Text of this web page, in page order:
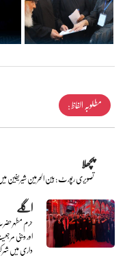
مطلوبہ الفاظ :
پچھلا
تصویری رپورٹ : بین الحرمین شیریفین
اگلے
حرم مطہر
اور دینی
داری میں